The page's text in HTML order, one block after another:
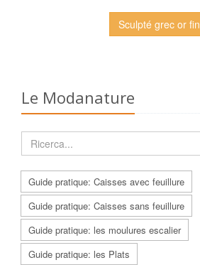
Sculpté grec or fin
Le Modanature
Guide pratique: Caisses avec feuillure
Guide pratique: Caisses sans feuillure
Guide pratique: les moulures escalier
Guide pratique: les Plats